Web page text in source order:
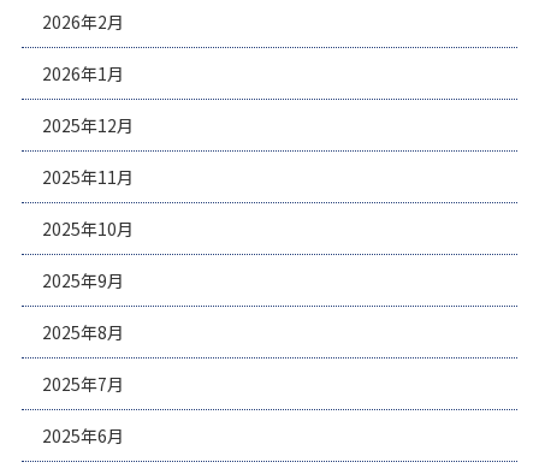
2026年2月
2026年1月
2025年12月
2025年11月
2025年10月
2025年9月
2025年8月
2025年7月
2025年6月